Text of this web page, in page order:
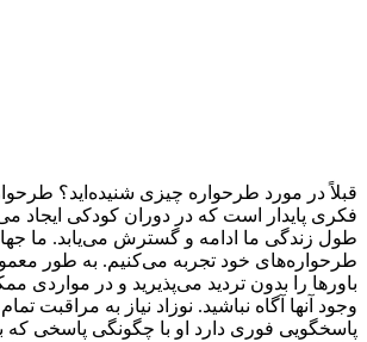
قبلاً در مورد طرحواره چیزی شنیده‌اید؟
فکری پایدار است که در دوران کودکی ایجاد
طول زندگی ما ادامه و گسترش می‌یابد. ما
طرحواره‌های خود تجربه می‌کنیم. به طور
باورها را بدون تردید می‌پذیرید و در مواردی
وجود آنها آگاه نباشید. نوزاد نیاز به مراقبت
پاسخگویی فوری دارد او با چگونگی پاسخی که